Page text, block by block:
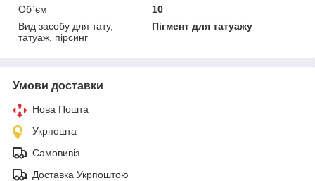
Об`єм
10
Вид засобу для тату,
татуаж, пірсинг
Пігмент для татуажу
Умови доставки
Нова Пошта
Укрпошта
Самовивіз
Доставка Укрпоштою